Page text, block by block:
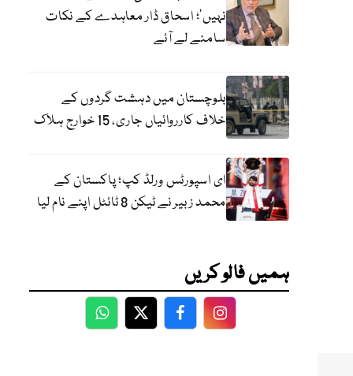
نہیں’؛ اسحاق ڈار معاہدے کے نکات
سامنے لے آئے
بلوچستان میں دہشت گردوں کے
خلاف کارروائیاں جاری، 15 خوارج ہلاک
ای اسپورٹس ورلڈ کپ؛ پاکستان کے
محمد زبیر نے ٹیکن 8 ٹائٹل اپنے نام لیا
ہمیں فالو کریں
WhatsApp
TwitterFacebookFacebook